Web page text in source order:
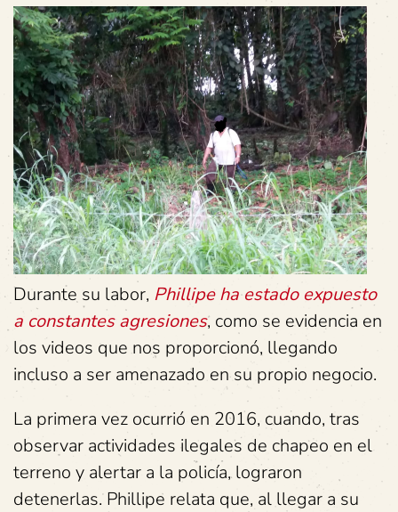
Durante su labor, Phillipe ha estado expuesto
a constantes agresiones, como se evidencia en
los videos que nos proporcionó, llegando
incluso a ser amenazado en su propio negocio.
La primera vez ocurrió en 2016, cuando, tras
observar actividades ilegales de chapeo en el
terreno y alertar a la policía, lograron
detenerlas. Phillipe relata que, al llegar a su